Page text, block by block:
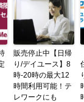
販売停止中【日帰
り/デイユース】8
時-20時の最大12
時間利用可能！テ
レワークにも